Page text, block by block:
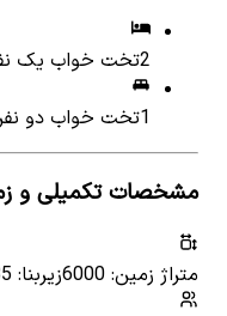
2تخت خواب یک
1تخت خواب دو
مشخصات تکمیلی و
متراژ زمین: 6000
زیربنا: 35